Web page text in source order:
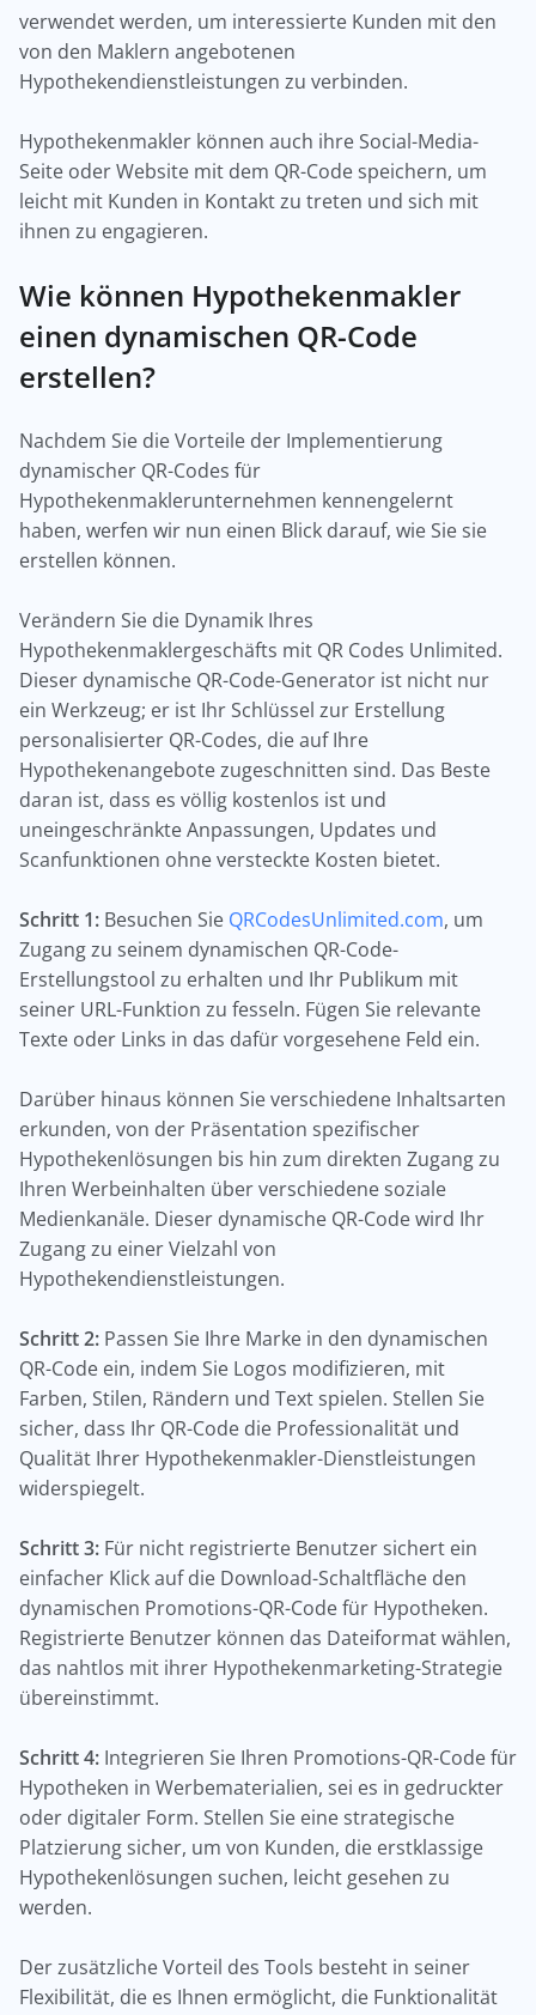
verwendet werden, um interessierte Kunden mit den
von den Maklern angebotenen
Hypothekendienstleistungen zu verbinden.
Hypothekenmakler können auch ihre Social-Media-
Seite oder Website mit dem QR-Code speichern, um
leicht mit Kunden in Kontakt zu treten und sich mit
ihnen zu engagieren.
Wie können Hypothekenmakler
einen dynamischen QR-Code
erstellen?
Nachdem Sie die Vorteile der Implementierung
dynamischer QR-Codes für
Hypothekenmaklerunternehmen kennengelernt
haben, werfen wir nun einen Blick darauf, wie Sie sie
erstellen können.
Verändern Sie die Dynamik Ihres
Hypothekenmaklergeschäfts mit QR Codes Unlimited.
Dieser dynamische QR-Code-Generator ist nicht nur
ein Werkzeug; er ist Ihr Schlüssel zur Erstellung
personalisierter QR-Codes, die auf Ihre
Hypothekenangebote zugeschnitten sind. Das Beste
daran ist, dass es völlig kostenlos ist und
uneingeschränkte Anpassungen, Updates und
Scanfunktionen ohne versteckte Kosten bietet.
Schritt 1: Besuchen Sie QRCodesUnlimited.com, um
Zugang zu seinem dynamischen QR-Code-
Erstellungstool zu erhalten und Ihr Publikum mit
seiner URL-Funktion zu fesseln. Fügen Sie relevante
Texte oder Links in das dafür vorgesehene Feld ein.
Darüber hinaus können Sie verschiedene Inhaltsarten
erkunden, von der Präsentation spezifischer
Hypothekenlösungen bis hin zum direkten Zugang zu
Ihren Werbeinhalten über verschiedene soziale
Medienkanäle. Dieser dynamische QR-Code wird Ihr
Zugang zu einer Vielzahl von
Hypothekendienstleistungen.
Schritt 2: Passen Sie Ihre Marke in den dynamischen
QR-Code ein, indem Sie Logos modifizieren, mit
Farben, Stilen, Rändern und Text spielen. Stellen Sie
sicher, dass Ihr QR-Code die Professionalität und
Qualität Ihrer Hypothekenmakler-Dienstleistungen
widerspiegelt.
Schritt 3: Für nicht registrierte Benutzer sichert ein
einfacher Klick auf die Download-Schaltfläche den
dynamischen Promotions-QR-Code für Hypotheken.
Registrierte Benutzer können das Dateiformat wählen,
das nahtlos mit ihrer Hypothekenmarketing-Strategie
übereinstimmt.
Schritt 4: Integrieren Sie Ihren Promotions-QR-Code für
Hypotheken in Werbematerialien, sei es in gedruckter
oder digitaler Form. Stellen Sie eine strategische
Platzierung sicher, um von Kunden, die erstklassige
Hypothekenlösungen suchen, leicht gesehen zu
werden.
Der zusätzliche Vorteil des Tools besteht in seiner
Flexibilität, die es Ihnen ermöglicht, die Funktionalität